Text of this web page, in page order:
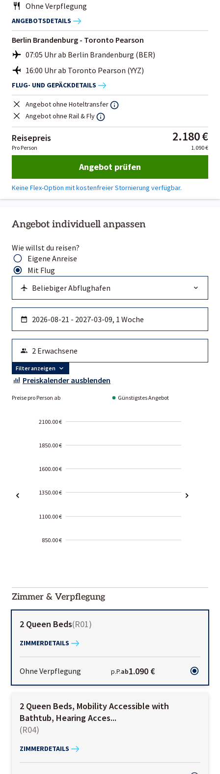
Angebot individuell anpassen
Wie willst du reisen?
Eigene Anreise
Mit Flug
Filter anzeigen
Preiskalender ausblenden
Preise pro Person ab Günstigstes Angebot
2100.00 €
1850.00 €
1600.00 €
1350.00 €
1100.00 €
850.00 €
01-02
Zimmer & Verpflegung
2 Queen Beds(R01)
ZIMMERDETAILS
Ohne Verpflegung p.P.ab1.090 €
2 Queen Beds, Mobility Accessible with
Bathtub, Hearing Acces...
(R04)
ZIMMERDETAILS
Ohne Verpflegung
ANGEBOTSDETAILS
Berlin Brandenburg - Toronto Pearson
07:05 Uhr ab Berlin Brandenburg (BER)
16:00 Uhr ab Toronto Pearson (YYZ)
FLUG- UND GEPÄCKDETAILS
Angebot ohne Hoteltransfer
Angebot ohne Rail & Fly
Reisepreis 2.180 €
Pro Person 1.090 €
Angebot prüfen
Keine Flex-Option mit kostenfreier Stornierung verfügbar.